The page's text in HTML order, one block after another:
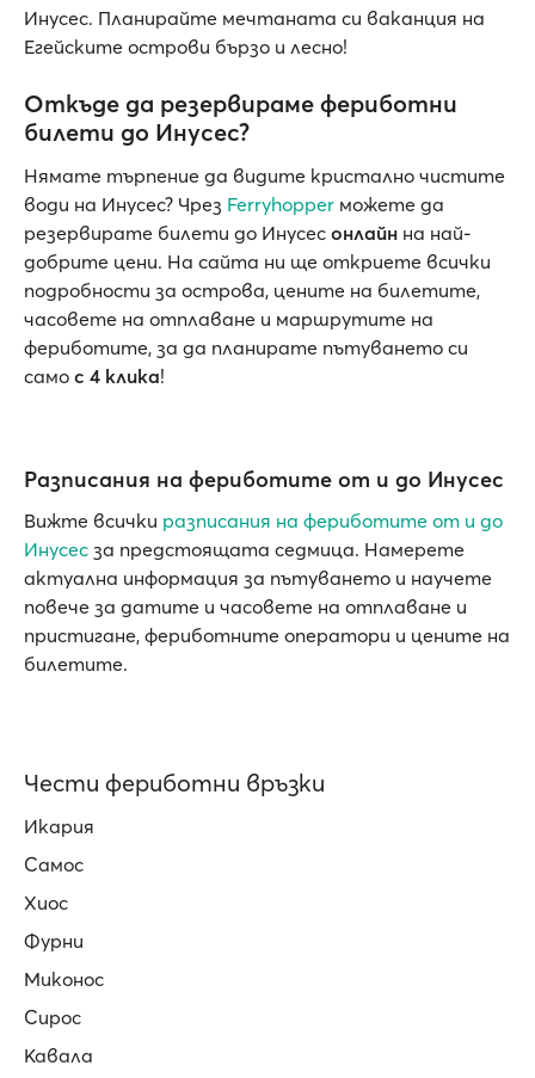
Инусес. Планирайте мечтаната си ваканция на
Егейските острови бързо и лесно!
Откъде да резервираме фериботни
билети до Инусес?
Нямате търпение да видите кристално чистите
води на Инусес? Чрез Ferryhopper можете да
резервирате билети до Инусес онлайн на най-
добрите цени. На сайта ни ще откриете всички
подробности за острова, цените на билетите,
часовете на отплаване и маршрутите на
фериботите, за да планирате пътуването си
само с 4 клика!
Разписания на фериботите от и до Инусес
Вижте всички разписания на фериботите от и до
Инусес за предстоящата седмица. Намерете
актуална информация за пътуването и научете
повече за датите и часовете на отплаване и
пристигане, фериботните оператори и цените на
билетите.
Чести фериботни връзки
Икария
Самос
Хиос
Фурни
Миконос
Сирос
Кавала